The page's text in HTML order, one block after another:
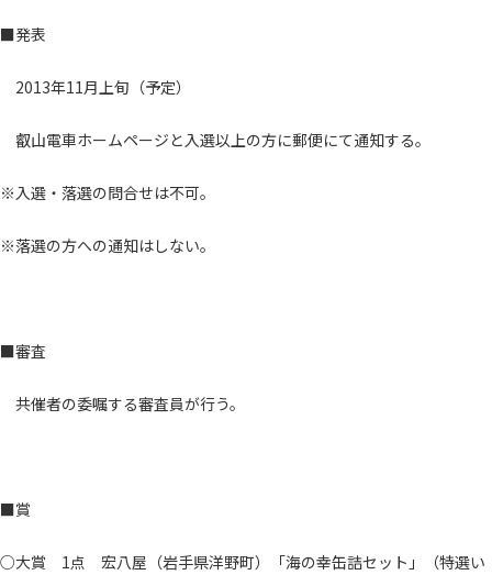
■発表
2013年11月上旬（予定）
叡山電車ホームページと入選以上の方に郵便にて通知する。
※入選・落選の問合せは不可。
※落選の方への通知はしない。
■審査
共催者の委嘱する審査員が行う。
■賞
○大賞 1点 宏八屋（岩手県洋野町）「海の幸缶詰セット」（特選い